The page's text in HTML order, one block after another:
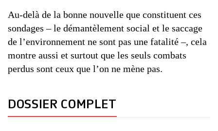
Au-delà de la bonne nouvelle que constituent ces
sondages – le démantèlement social et le saccage
de l’environnement ne sont pas une fatalité –, cela
montre aussi et surtout que les seuls combats
perdus sont ceux que l’on ne mène pas.
DOSSIER COMPLET